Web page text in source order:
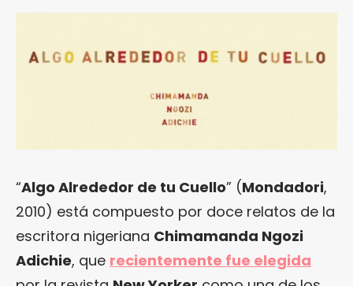
“Algo Alrededor de tu Cuello” (Mondadori,
2010) está compuesto por doce relatos de la
escritora nigeriana Chimamanda Ngozi
Adichie, que recientemente fue elegida